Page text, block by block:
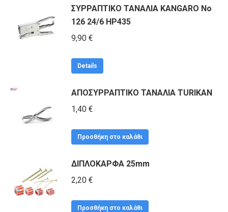
ΣΥΡΡΑΠΤΙΚΟ ΤΑΝΑΛΙΑ KANGARO Νο
126 24/6 HP435
9,90 €
Details
ΑΠΟΣΥΡΡΑΠΤΙΚΟ ΤΑΝΑΛΙΑ TURIKAN
1,40 €
Προσθήκη στο καλάθι
ΔΙΠΛΟΚΑΡΦΑ 25mm
2,20 €
Προσθήκη στο καλάθι